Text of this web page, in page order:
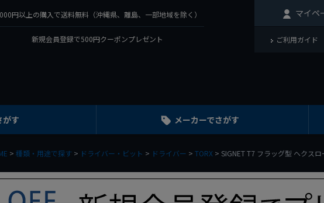
円以上の購入で送料無料（沖縄県、離島、一部地域を除く）
新規会員登録で500円クーポンプレゼント
マイペ
ご利用ガイド
がす メーカーでさがす
種類・用途で探す ドライバー・ビット ドライバー TORX SIGNET T7 フラッグ型 ヘクス